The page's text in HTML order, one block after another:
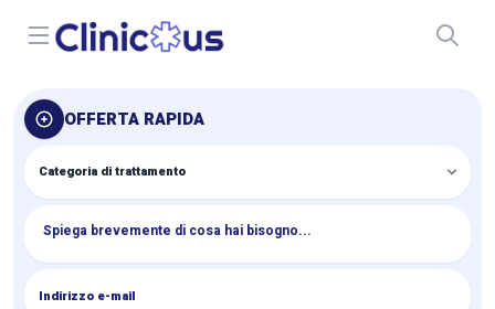
Open menu
OFFERTA RAPIDA